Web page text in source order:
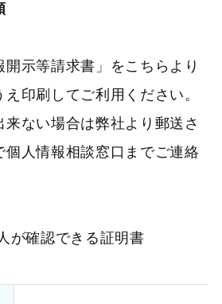
開示等請求書」をこちらより
印刷してご利用ください。
来ない場合は弊社より郵送さ
個人情報相談窓口までご連絡
が確認できる証明書